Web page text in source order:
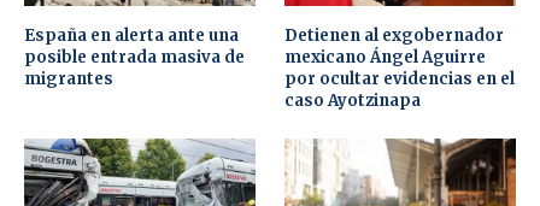
España en alerta ante una
posible entrada masiva de
migrantes
Detienen al exgobernador
mexicano Ángel Aguirre
por ocultar evidencias en el
caso Ayotzinapa